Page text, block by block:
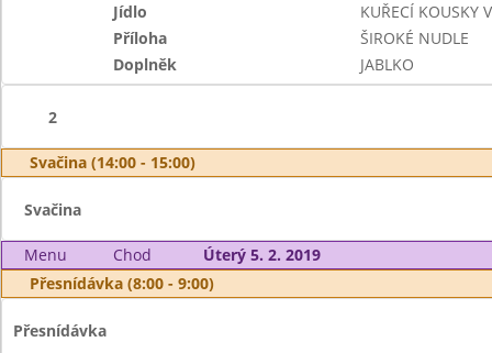
Jídlo
KUŘECÍ KOUSKY
Příloha
ŠIROKÉ NUDLE
Doplněk
JABLKO
2
Svačina (14:00 - 15:00)
Svačina
Menu Chod
Úterý 5. 2. 2019
Přesnídávka (8:00 - 9:00)
Přesnídávka